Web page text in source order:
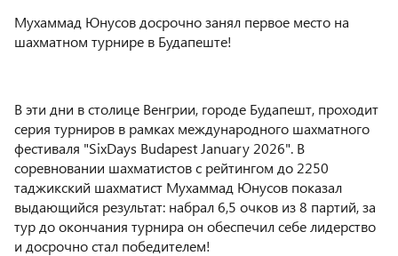
Мухаммад Юнусов досрочно занял первое место на
шахматном турнире в Будапеште!
В эти дни в столице Венгрии, городе Будапешт, проходит
серия турниров в рамках международного шахматного
фестиваля "SixDays Budapest January 2026". В
соревновании шахматистов с рейтингом до 2250
таджикский шахматист Мухаммад Юнусов показал
выдающийся результат: набрал 6,5 очков из 8 партий, за
тур до окончания турнира он обеспечил себе лидерство
и досрочно стал победителем!